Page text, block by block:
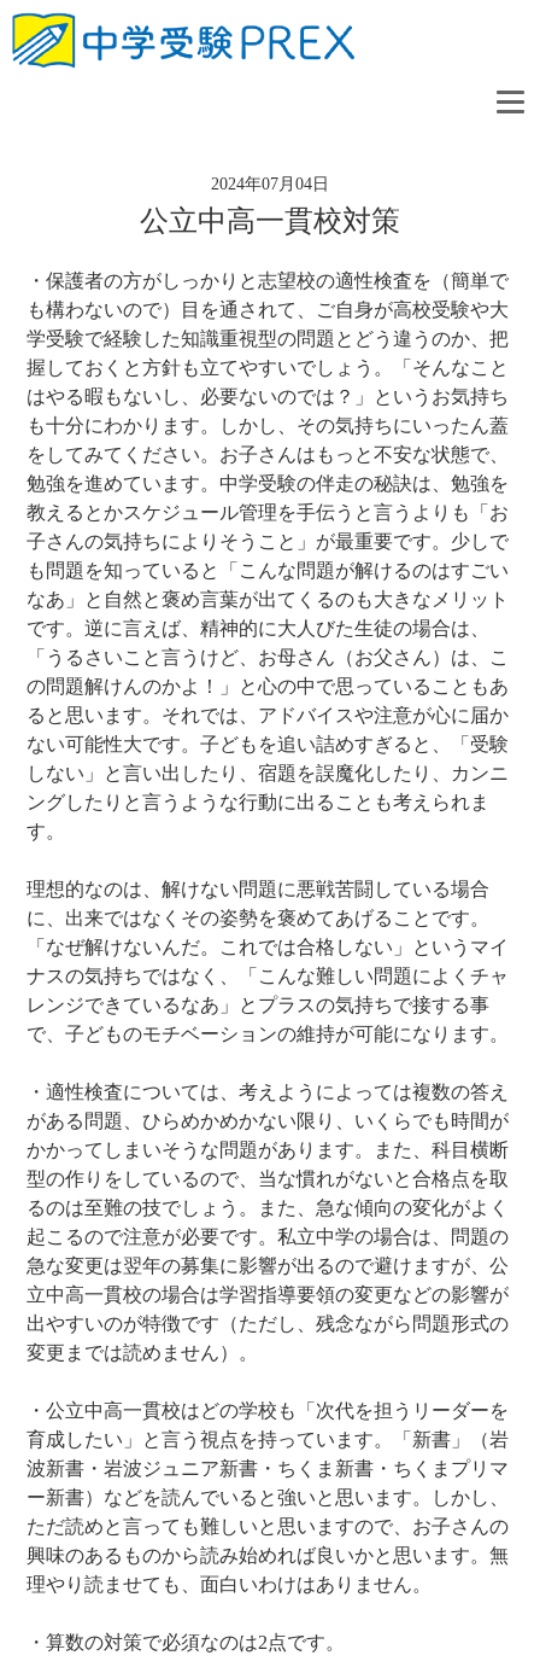
2024年07月04日
公立中高一貫校対策
・保護者の方がしっかりと志望校の適性検査を（簡単で
も構わないので）目を通されて、ご自身が高校受験や大
学受験で経験した知識重視型の問題とどう違うのか、把
握しておくと方針も立てやすいでしょう。「そんなこと
はやる暇もないし、必要ないのでは？」というお気持ち
も十分にわかります。しかし、その気持ちにいったん蓋
をしてみてください。お子さんはもっと不安な状態で、
勉強を進めています。中学受験の伴走の秘訣は、勉強を
教えるとかスケジュール管理を手伝うと言うよりも「お
子さんの気持ちによりそうこと」が最重要です。少しで
も問題を知っていると「こんな問題が解けるのはすごい
なあ」と自然と褒め言葉が出てくるのも大きなメリット
です。逆に言えば、精神的に大人びた生徒の場合は、
「うるさいこと言うけど、お母さん（お父さん）は、こ
の問題解けんのかよ！」と心の中で思っていることもあ
ると思います。それでは、アドバイスや注意が心に届か
ない可能性大です。子どもを追い詰めすぎると、「受験
しない」と言い出したり、宿題を誤魔化したり、カンニ
ングしたりと言うような行動に出ることも考えられま
す。
理想的なのは、解けない問題に悪戦苦闘している場合
に、出来ではなくその姿勢を褒めてあげることです。
「なぜ解けないんだ。これでは合格しない」というマイ
ナスの気持ちではなく、「こんな難しい問題によくチャ
レンジできているなあ」とプラスの気持ちで接する事
で、子どものモチベーションの維持が可能になります。
・適性検査については、考えようによっては複数の答え
がある問題、ひらめかめかない限り、いくらでも時間が
かかってしまいそうな問題があります。また、科目横断
型の作りをしているので、当な慣れがないと合格点を取
るのは至難の技でしょう。また、急な傾向の変化がよく
起こるので注意が必要です。私立中学の場合は、問題の
急な変更は翌年の募集に影響が出るので避けますが、公
立中高一貫校の場合は学習指導要領の変更などの影響が
出やすいのが特徴です（ただし、残念ながら問題形式の
変更までは読めません）。
・公立中高一貫校はどの学校も「次代を担うリーダーを
育成したい」と言う視点を持っています。「新書」（岩
波新書・岩波ジュニア新書・ちくま新書・ちくまプリマ
ー新書）などを読んでいると強いと思います。しかし、
ただ読めと言っても難しいと思いますので、お子さんの
興味のあるものから読み始めれば良いかと思います。無
理やり読ませても、面白いわけはありません。
・算数の対策で必須なのは2点です。